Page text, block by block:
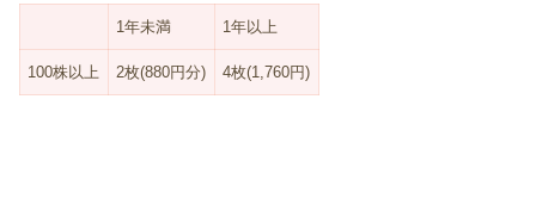
1年未満 1年以上
100株以上 2枚(880円分) 4枚(1,760円)